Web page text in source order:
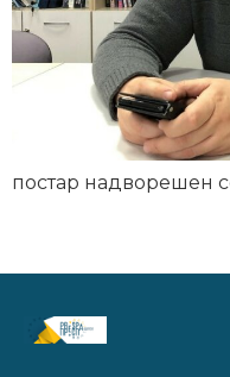
постар надворешен